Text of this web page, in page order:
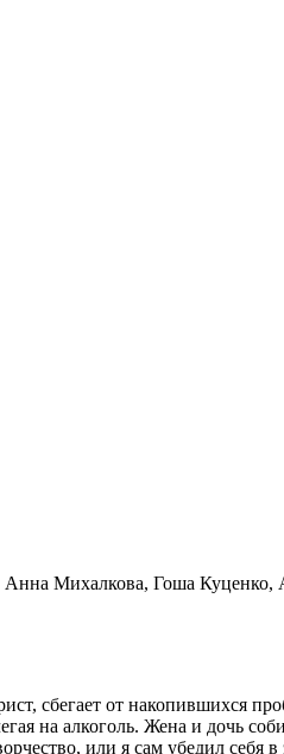
Анна Михалкова, Гоша Куценко,
сбегает от накопившихся
на алкоголь. Жена и дочь
или я сам убедил себя